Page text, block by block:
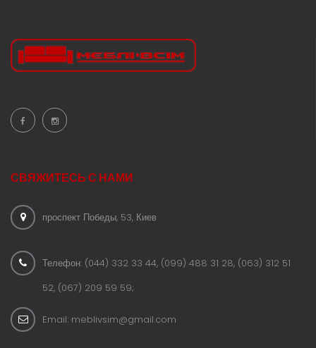
СВЯЖИТЕСЬ С НАМИ
проспект Победы, 53, Киев
Телефон: (044) 332 33 44, (099) 488 31 28, (063) 312 51
52, (067) 209 59 59;
Email: meblivsim@gmail.com